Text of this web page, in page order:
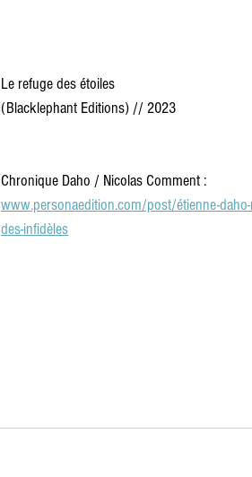
Le refuge des étoiles
(Blacklephant Editions) // 2023
Chronique Daho / Nicolas Comment :
www.personaedition.com/post/étienne-
des-infidèles